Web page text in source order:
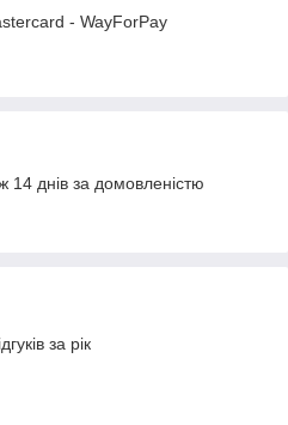
- WayForPay
днів за домовленістю
за рік